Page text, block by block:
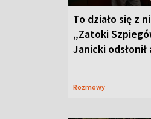
To działo się z
„Zatoki
Janicki
Rozmowy